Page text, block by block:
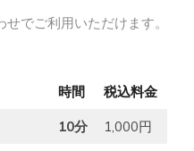
でご利用いただけます。
時間
税込料金
10分
1,000円